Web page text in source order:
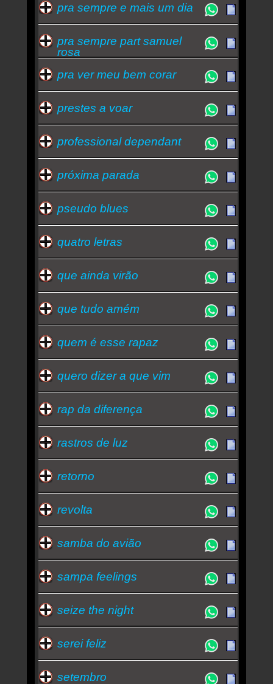
pra sempre e mais um dia
pra sempre part samuel
rosa
pra ver meu bem corar
prestes a voar
professional dependant
próxima parada
pseudo blues
quatro letras
que ainda virão
que tudo amém
quem é esse rapaz
quero dizer a que vim
rap da diferença
rastros de luz
retorno
revolta
samba do avião
sampa feelings
seize the night
serei feliz
setembro